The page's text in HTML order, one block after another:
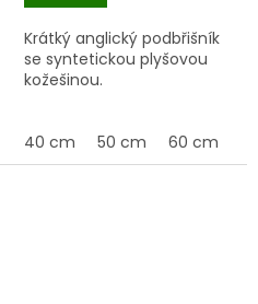
125 cm 130 cm 135 cm
Krátký anglický podbřišník
se syntetickou plyšovou
kožešinou.
40 cm 50 cm 60 cm